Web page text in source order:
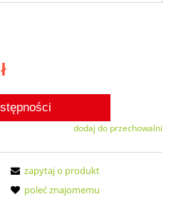
dodaj do przechowalni
zapytaj o produkt
poleć znajomemu